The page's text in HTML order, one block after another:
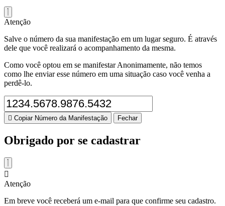
Atenção
Salve o número da sua manifestação em um lugar seguro. É através
dele que você realizará o acompanhamento da mesma.
Como você optou em se manifestar Anonimamente, não temos
como lhe enviar esse número em uma situação caso você venha a
perdê-lo.
Copiar Número da Manifestação Fechar
Obrigado por se cadastrar
Atenção
Em breve você receberá um e-mail para que confirme seu cadastro.